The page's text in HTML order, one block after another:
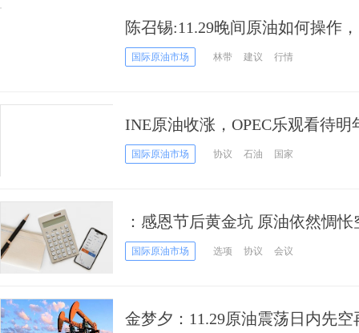
陈召锡:11.29晚间原油如何操作
及原油操作策略
国际原油市场 林带 建议 行情
INE原油收涨，OPEC乐观看待
识，来年市场平衡有望
国际原油市场 协议 石油 国家
：感恩节后黄金坑 原油依然惆怅
国际原油市场 选项 协议 会议
金梦夕：11.29原油震荡日内先空